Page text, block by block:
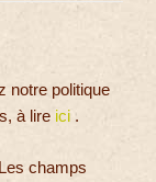
notre politique
à lire ici .
Les champs